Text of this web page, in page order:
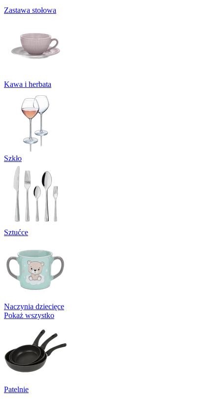
Zastawa stołowa
Kawa i herbata
Szkło
Sztućce
Naczynia dziecięce
Pokaż wszystko
Patelnie